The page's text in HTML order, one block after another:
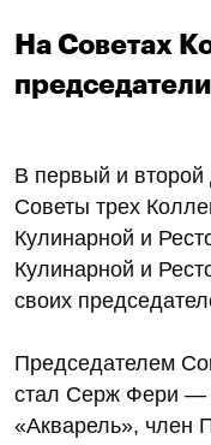
На Советах
В первый и второй
Советы трех
Кулинарной и
Кулинарной и
своих
Председателем
стал Серж Фери —
«Акварель», член